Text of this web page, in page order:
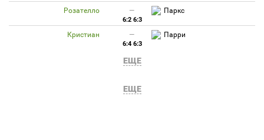
Розателло — Паркс
6:2 6:3
Кристиан — Парри
6:4 6:3
ЕЩЕ
ЕЩЕ